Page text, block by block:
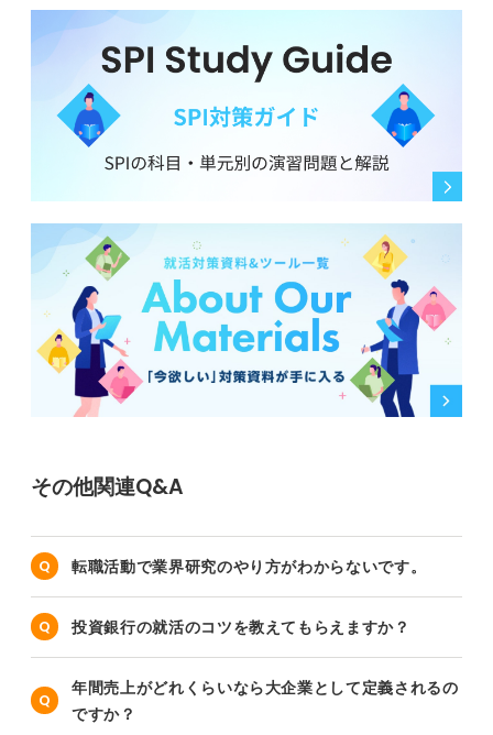
その他関連Q&A
転職活動で業界研究のやり方がわからないです。
投資銀行の就活のコツを教えてもらえますか？
年間売上がどれくらいなら大企業として定義されるの
ですか？